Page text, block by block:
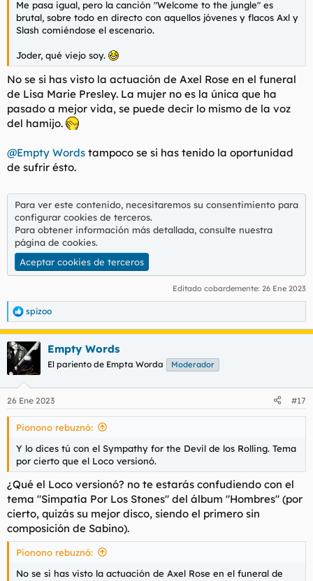
Me pasa igual, pero la canción "Welcome to the jungle" es
brutal, sobre todo en directo con aquellos jóvenes y flacos Axl y
Slash comiéndose el escenario.
Joder, qué viejo soy.
No se si has visto la actuación de Axel Rose en el funeral
de Lisa Marie Presley. La mujer no es la única que ha
pasado a mejor vida, se puede decir lo mismo de la voz
del hamijo.
@Empty Words tampoco se si has tenido la oportunidad
de sufrir ésto.
Para ver este contenido, necesitaremos su consentimiento para
configurar cookies de terceros.
Para obtener información más detallada, consulte nuestra
página de cookies.
Aceptar cookies de terceros
Editado cobardemente: 26 Ene 2023
R
e
a
c
c
i
e
s
spizoo
Empty Words
El pariento de Empta Worda Moderador
26 Ene 2023 #17
Pionono rebuznó:
Y lo dices tú con el Sympathy for the Devil de los Rolling. Tema
por cierto que el Loco versionó.
¿Qué el Loco versionó? no te estarás confudiendo con el
tema "Simpatía Por Los Stones" del álbum "Hombres" (por
cierto, quizás su mejor disco, siendo el primero sin
composición de Sabino).
Pionono rebuznó:
No se si has visto la actuación de Axel Rose en el funeral de